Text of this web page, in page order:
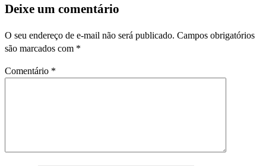
Deixe um comentário
O seu endereço de e-mail não será publicado. Campos obrigatórios
são marcados com *
Comentário *